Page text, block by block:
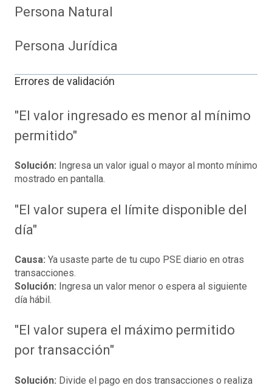
Persona Natural
Persona Jurídica
Errores de validación
"El valor ingresado es menor al mínimo
permitido"
Solución: Ingresa un valor igual o mayor al monto mínimo
mostrado en pantalla.
"El valor supera el límite disponible del
día"
Causa: Ya usaste parte de tu cupo PSE diario en otras
transacciones.
Solución: Ingresa un valor menor o espera al siguiente
día hábil.
"El valor supera el máximo permitido
por transacción"
Solución: Divide el pago en dos transacciones o realiza